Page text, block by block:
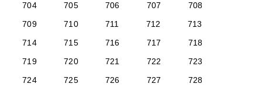
704
705 706 707
708
709
710 711 712
713
714
715 716 717
718
719
720 721 722
723
724
725 726 727
728